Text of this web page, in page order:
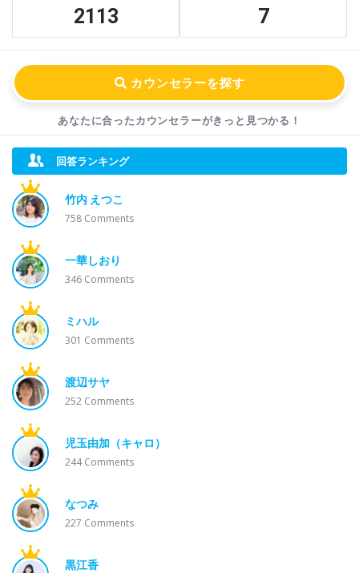
2113 7
あなたに合ったカウンセラーがきっと見つかる！
回答ランキング
竹内 えつこ
758 Comments
一華しおり
346 Comments
ミハル
301 Comments
渡辺サヤ
252 Comments
児玉由加（キャロ）
244Comments
なつみ
227 Comments
黒江香